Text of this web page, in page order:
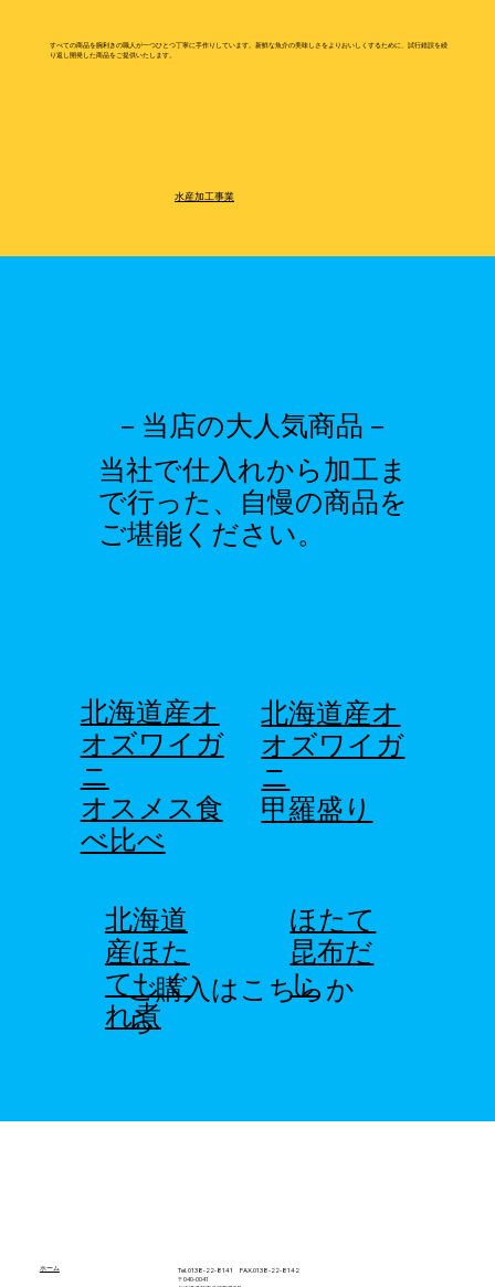
すべての商品を腕利きの職人が一つひとつ丁寧に手作りしています。新鮮な魚介の美味しさをよりおいしくするために、試行錯誤を繰
り返し開発した商品をご提供いたします。
水産加工事業
ほたて
昆布だ
し
北海道
産ほた
てしぐ
れ煮
北海道産オ
オズワイガ
ニ
甲羅盛り
北海道産オ
オズワイガ
ニ
オスメス食
べ比べ
－当店の大人気商品－
ご購入はこちらか
ら
​当社で仕入れから加工ま
で行った、自慢の商品を
ご堪能ください。
Tel. 0138-22-8141 FAX.0138-22-8142
〒040-0041
ホーム